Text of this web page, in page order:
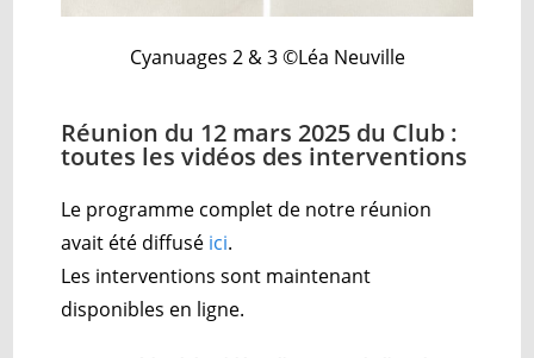
Cyanuages 2 & 3 ©Léa Neuville
Réunion du 12 mars 2025 du Club :
toutes les vidéos des interventions
Le programme complet de notre réunion
avait été diffusé ici.
Les interventions sont maintenant
disponibles en ligne.